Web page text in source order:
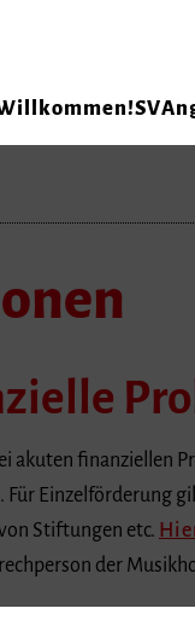
SV
finanziellen
Einzelförderung
Stiftungen etc.
der